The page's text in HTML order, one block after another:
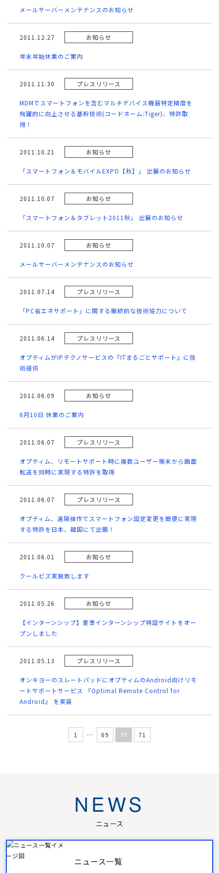
メールサーバーメンテナンスのお知らせ
2011.12.27 お知らせ
年末年始休業のご案内
2011.11.30 プレスリリース
MDMでスマートフォンを含むマルチデバイス機器特定精度を
飛躍的に向上させる基幹技術(コードネーム:Tiger)、特許取
得！
2011.10.21 お知らせ
「スマートフォン＆モバイルEXPO【秋】」 出展のお知らせ
2011.10.07 お知らせ
「スマートフォン＆タブレット2011秋」 出展のお知らせ
2011.10.07 お知らせ
メールサーバーメンテナンスのお知らせ
2011.07.14 プレスリリース
「PC省エネサポート」に関する継続的な技術協力について
2011.06.14 プレスリリース
オプティムがIPテクノサービスの『ITまるごとサポート』に技
術提供
2011.06.09 お知らせ
6月10日 休業のご案内
2011.06.07 プレスリリース
オプティム、リモートサポート時に複数ユーザー端末から画面
転送を同時に実現する特許を取得
2011.06.07 プレスリリース
オプティム、遠隔操作でスマートフォン設定変更を簡便に実現
する特許を日本、韓国にて出願！
2011.06.01 お知らせ
クールビズ実施致します
2011.05.26 お知らせ
【インターンシップ】夏季インターンシップ特設サイトをオー
プンしました
2011.05.13 プレスリリース
オンキヨーのスレートパッドにオプティムのAndroid向けリモ
ートサポートサービス 『Optimal Remote Control for
Android』 を実装
1 … 69 70 71
NEWS
ニュース
ニュース一覧